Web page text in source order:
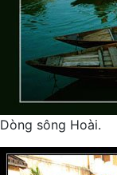
Dòng sông Hoài.